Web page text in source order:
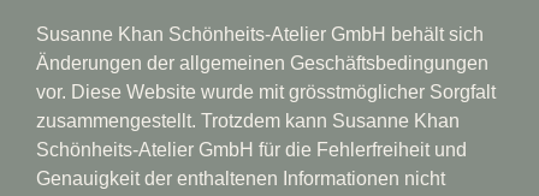
Susanne Khan Schönheits-Atelier GmbH behält sich
Änderungen der allgemeinen Geschäftsbedingungen
vor. Diese Website wurde mit grösstmöglicher Sorgfalt
zusammengestellt. Trotzdem kann Susanne Khan
Schönheits-Atelier GmbH für die Fehlerfreiheit und
Genauigkeit der enthaltenen Informationen nicht